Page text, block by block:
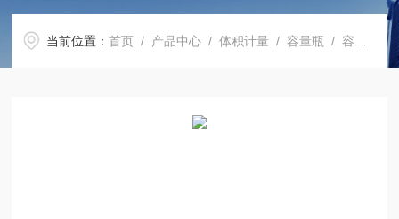
当前位置：首页 / 产品中心 /体积计量 /容量瓶 / 容量瓶，BLAUBRAND, ，100 ml，Boro 3.3, NS 14/23，PP瓶塞，棕色